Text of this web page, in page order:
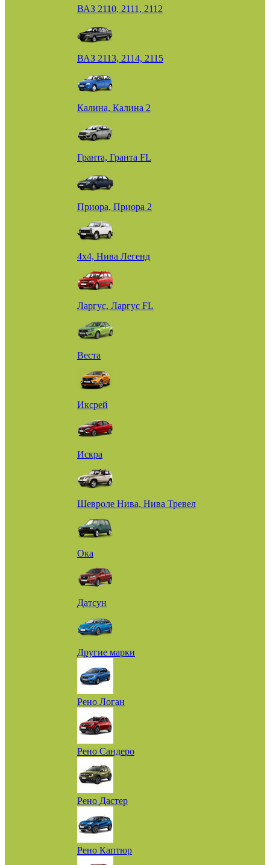
ВАЗ 2110, 2111, 2112
ВАЗ 2113, 2114, 2115
Калина, Калина 2
Гранта, Гранта FL
Приора, Приора 2
4х4, Нива Легенд
Ларгус, Ларгус FL
Веста
Иксрей
Искра
Шевроле Нива, Нива Тревел
Ока
Датсун
Другие марки
Рено Логан
Рено Сандеро
Рено Дастер
Рено Каптюр